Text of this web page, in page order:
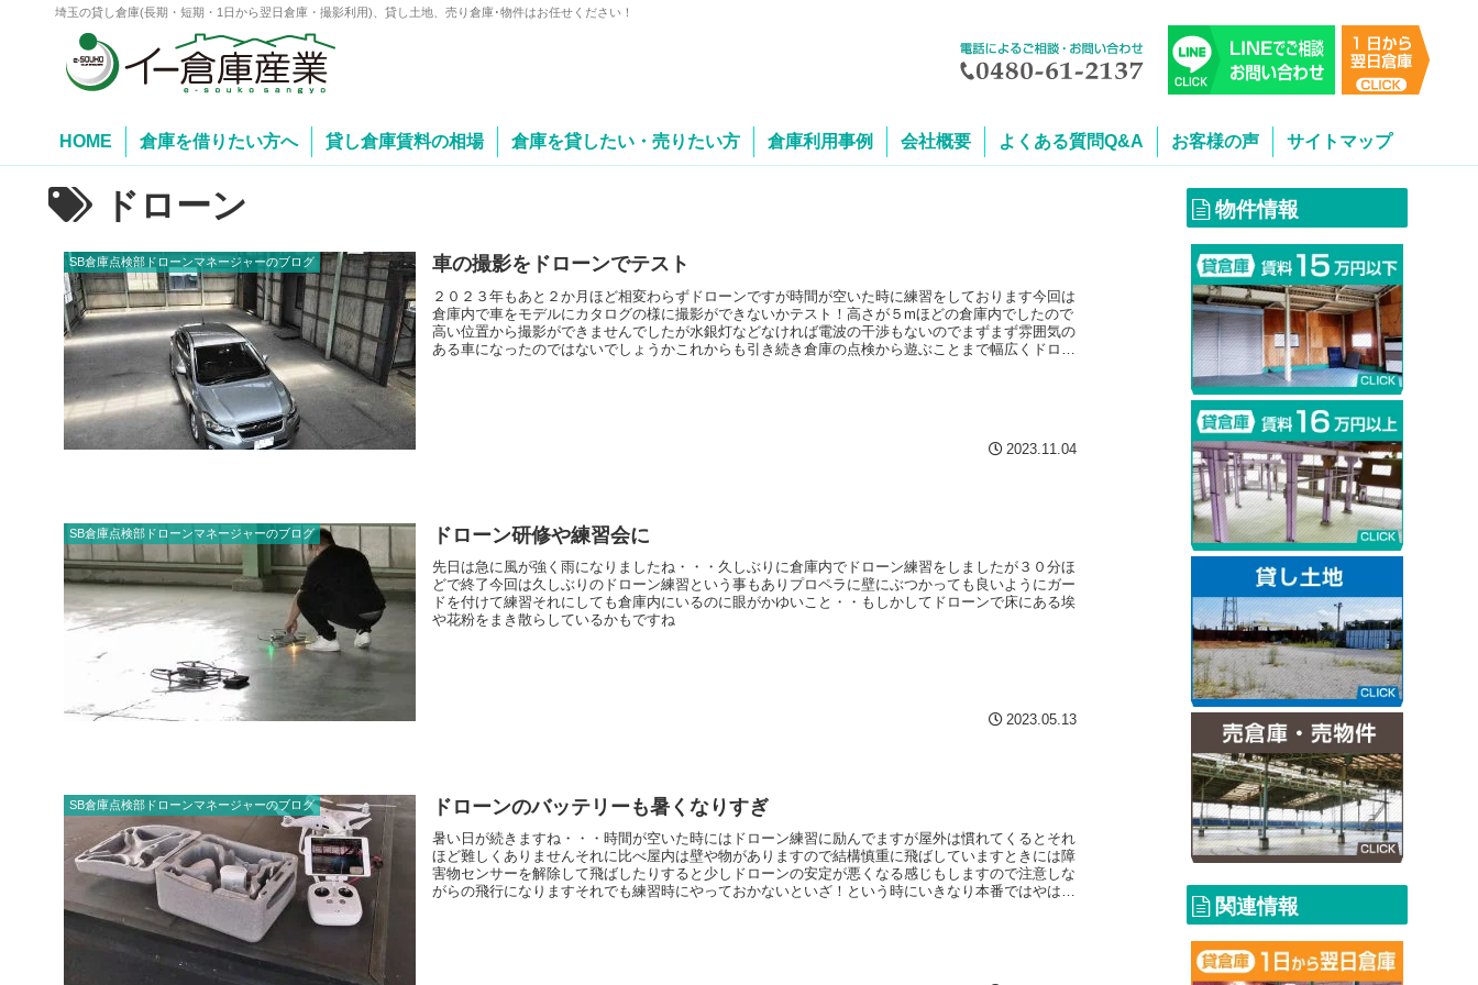
埼玉の貸し倉庫(長期・短期・1日から翌日倉庫・撮影利用)、貸し土地、売り倉庫･物件はお任せください！
HOME 倉庫を借りたい方へ 貸し倉庫賃料の相場 倉庫を貸したい・売りたい方 倉庫利用事例 会社概要 よくある質問Q&A お客様の声 サイトマップ
ドローン
SB倉庫点検部ドローンマネージャーのブログ 車の撮影をドローンでテスト
２０２３年もあと２か月ほど相変わらずドローンですが時間が空いた時に練習をしております今回は
倉庫内で車をモデルにカタログの様に撮影ができないかテスト！高さが５mほどの倉庫内でしたので
高い位置から撮影ができませんでしたが水銀灯などなければ電波の干渉もないのでまずまず雰囲気の
ある車になったのではないでしょうかこれからも引き続き倉庫の点検から遊ぶことまで幅広くドロー
2023.11.04
SB倉庫点検部ドローンマネージャーのブログ ドローン研修や練習会に
先日は急に風が強く雨になりましたね・・・久しぶりに倉庫内でドローン練習をしましたが３０分ほ
どで終了今回は久しぶりのドローン練習という事もありプロペラに壁にぶつかっても良いようにガー
ドを付けて練習それにしても倉庫内にいるのに眼がかゆいこと・・もしかしてドローンで床にある埃
や花粉をまき散らしているかもですね
2023.05.13
SB倉庫点検部ドローンマネージャーのブログ ドローンのバッテリーも暑くなりすぎ
暑い日が続きますね・・・時間が空いた時にはドローン練習に励んでますが屋外は慣れてくるとそれ
ほど難しくありませんそれに比べ屋内は壁や物がありますので結構慎重に飛ばしていますときには障
害物センサーを解除して飛ばしたりすると少しドローンの安定が悪くなる感じもしますので注意しな
がらの飛行になりますそれでも練習時にやっておかないといざ！という時にいきなり本番ではやはり
物件情報
関連情報